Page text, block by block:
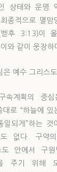
상태와 운명
종적으로 멸망
후 3:13)이
와 같이 웅장하
예수 그리스도
속계획의 중심
로 “하늘에
일되게”하는
없다. 구약
도 안에서 구
주기 위해